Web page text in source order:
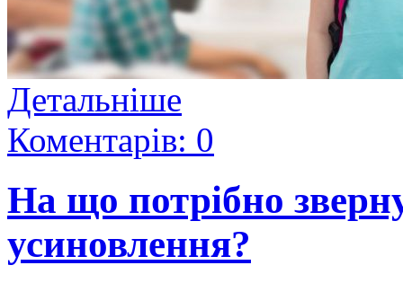
Детальніше
Коментарів: 0
На що потрібно
усиновлення?